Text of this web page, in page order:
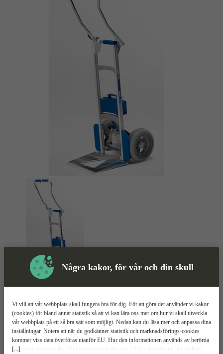
Några kakor, för vår och din skull
[...]
Vi vill att vår webbplats skall fungera bra för dig. För att göra det använder vi kakor
(cookies) för bland annat statistik så att vi kan lära oss mer om hur vi skall utveckla
vår webbplats på ett så bra sätt som möjligt. Nedan kan du läsa mer och anpassa dina
inställningar. Notera att när du godkänner statistik och marknadsförings-cookies
kommer viss data överföras utanför EU. Hur den informationen används av berörda
bolag vet vi inte exakt. Till exempel uppfyller inte USA:s lagstiftning alla de krav
Trappklättrare Mer information
Molico Liftkar SAL 140 Fold